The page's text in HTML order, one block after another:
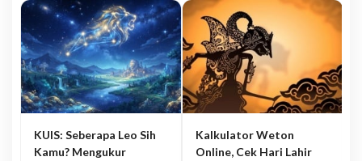
KUIS: Seberapa Leo Sih
Kamu? Mengukur
Kalkulator Weton
Online, Cek Hari Lahir